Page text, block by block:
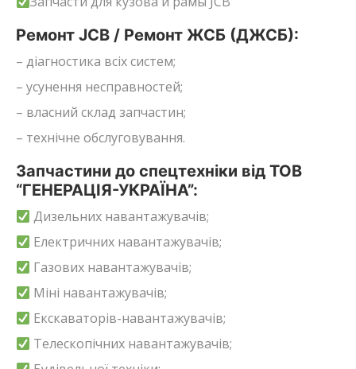
Ремонт JCB / Ремонт ЖСБ (ДЖСБ):
– діагностика всіх систем;
– усунення несправностей;
– власний склад запчастин;
– технічне обслуговування.
Запчастини до спецтехніки від ТОВ
“ГЕНЕРАЦІЯ-УКРАЇНА”:
Дизельних навантажувачів;
Електричних навантажувачів;
Газових навантажувачів;
Міні навантажувачів;
Екскаваторів-навантажувачів;
Телескопічних навантажувачів;